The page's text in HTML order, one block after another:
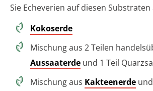
Sie Echeverien auf diesen Substraten
Kokoserde
Mischung aus 2 Teilen
Aussaaterde und 1 Teil
Mischung aus Kakteenerde